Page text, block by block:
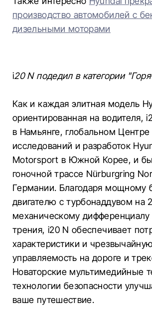
производство автомобилей с
дизельными моторами
i20 N подедил в категории
Как и каждая элитная модель
ориентированная на водителя,
в Намьянге, глобальном Центре
исследований и разработок
Motorsport в Южной Корее, и
гоночной трассе Nürburgring
Германии. Благодаря мощному
двигателю с турбонаддувом на
механическому
трения, i20 N обеспечивает
характеристики и чрезвычайную
управляемость на дороге и
Новаторские мультимедийные
технологии безопасности
ваше путешествие.